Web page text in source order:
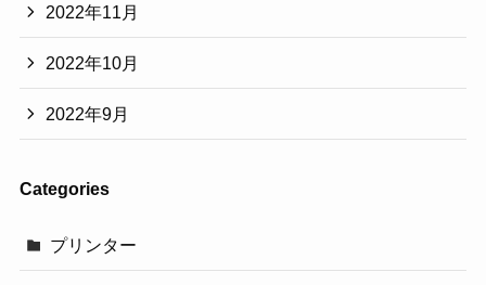
2022年11月
2022年10月
2022年9月
Categories
プリンター